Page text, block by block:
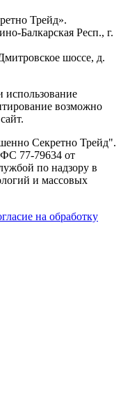
Трейд».
Балкарская Респ., г.
шоссе, д.
возможно
Секретно Трейд".
77-79634 от
по надзору в
и массовых
на обработку